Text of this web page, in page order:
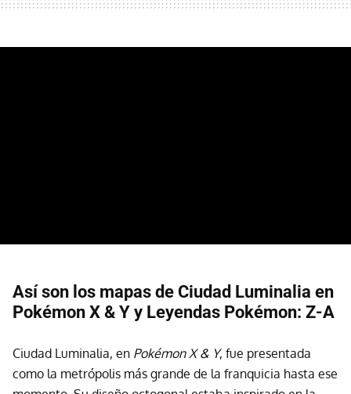
Así son los mapas de Ciudad Luminalia en
Pokémon X & Y y Leyendas Pokémon: Z-A
Ciudad Luminalia, en Pokémon X & Y, fue presentada
como la metrópolis más grande de la franquicia hasta ese